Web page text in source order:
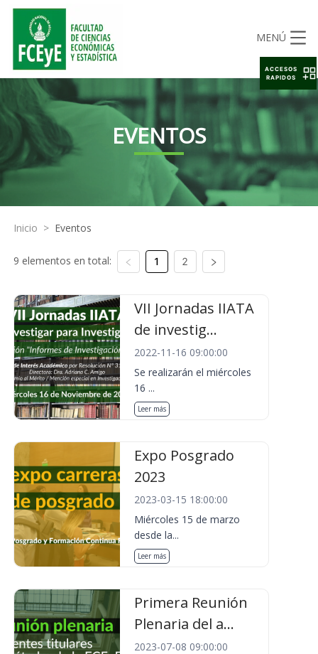
MENÚ
EVENTOS
Inicio > Eventos
9 elementos en total: 1 2
VII Jornadas IIATA
de investig...
2022-11-16 09:00:00
Se realizarán el miércoles
16 ...
Leer más
Expo Posgrado
2023
2023-03-15 18:00:00
Miércoles 15 de marzo
desde la...
Leer más
Primera Reunión
Plenaria del a...
2023-07-08 09:00:00
ACCESOS
RAPIDOS